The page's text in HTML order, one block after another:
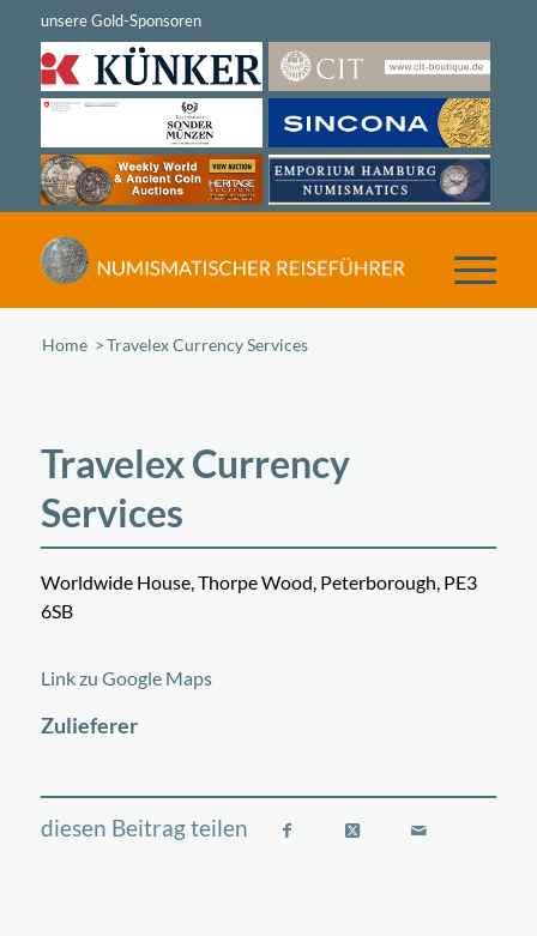
Home /Travelex Currency Services
Travelex Currency
Services
Worldwide House, Thorpe Wood, Peterborough, PE3
6SB
+
Link zu Google Maps
Zulieferer